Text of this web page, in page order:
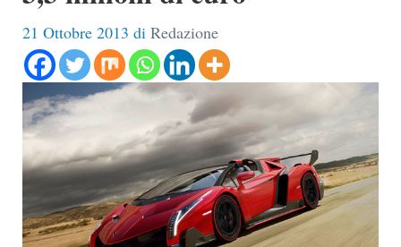
21 Ottobre 2013 di Redazione